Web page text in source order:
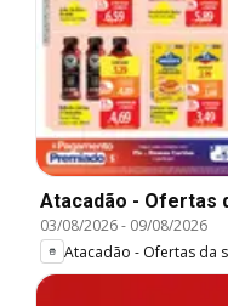
Atacadão - Ofertas
03/08/2026- 09/08/2026
Atacadão - Ofertas da